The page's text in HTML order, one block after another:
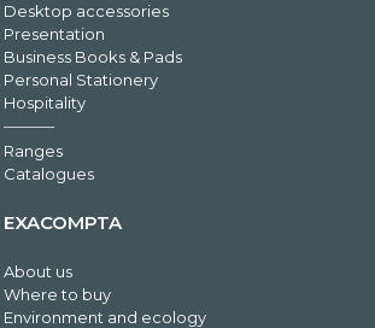
Desktop accessories
Presentation
Business Books & Pads
Personal Stationery
Hospitality
Ranges
Catalogues
EXACOMPTA
About us
Where to buy
Environment and ecology